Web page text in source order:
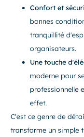
Confort et
bonnes
tranquillité
organisateurs.
Une touche
moderne pour
professionnelle
effet.
C'est ce genre de
transforme un simple